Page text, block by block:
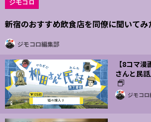
新宿のおすすめ飲食店を同僚に聞いてみ
ジモコロ編集部
【8コマ
さんと民話
ジモコロ